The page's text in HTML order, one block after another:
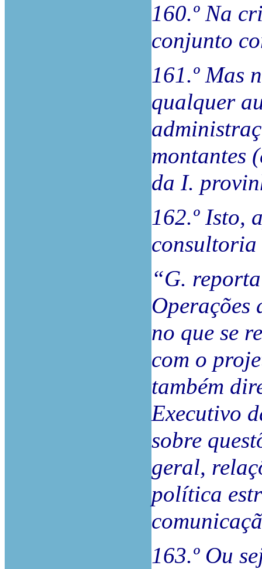
160.º Na
conjunto
161.º Mas
qualquer
montantes
da I.
162.º Isto,
consultoria
“G.
Operações
no que se
com o
também
Executivo
sobre
geral,
política
163.º Ou